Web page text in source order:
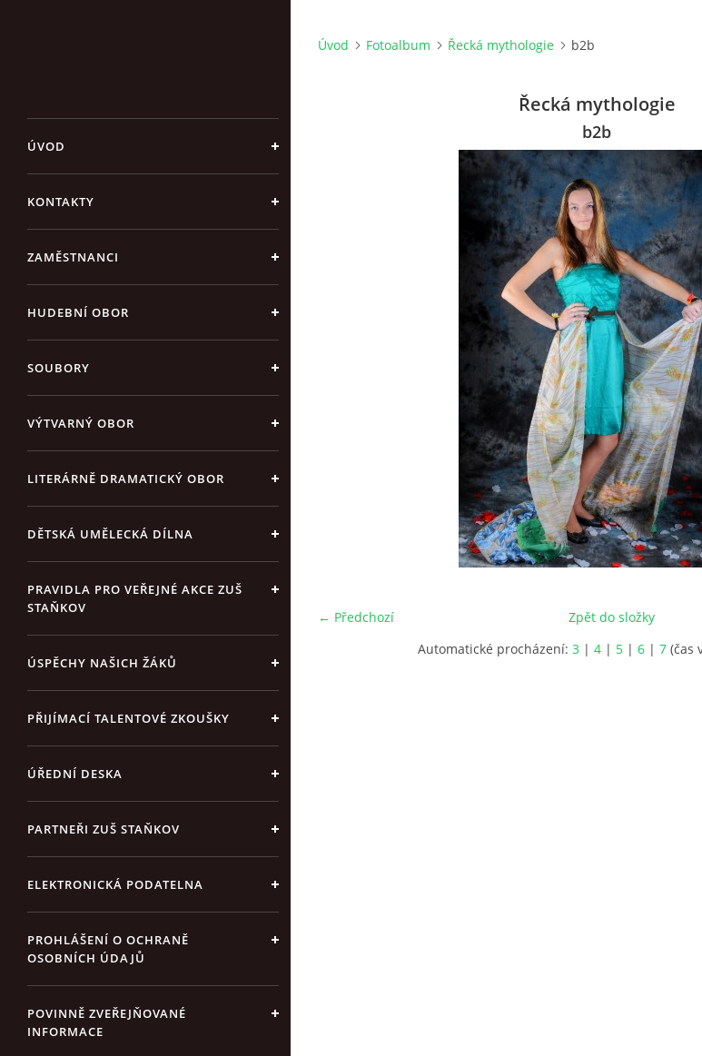
ÚVOD
KONTAKTY
ZAMĚSTNANCI
HUDEBNÍ OBOR
SOUBORY
VÝTVARNÝ OBOR
LITERÁRNĚ DRAMATICKÝ OBOR
DĚTSKÁ UMĚLECKÁ DÍLNA
PRAVIDLA PRO VEŘEJNÉ AKCE ZUŠ
STAŇKOV
ÚSPĚCHY NAŠICH ŽÁKŮ
PŘIJÍMACÍ TALENTOVÉ ZKOUŠKY
ÚŘEDNÍ DESKA
PARTNEŘI ZUŠ STAŇKOV
ELEKTRONICKÁ PODATELNA
PROHLÁŠENÍ O OCHRANĚ
OSOBNÍCH ÚDAJŮ
POVINNĚ ZVEŘEJŇOVANÉ
INFORMACE
Úvod Fotoalbum Řecká mythologie b2b
Řecká mythologie
b2b
← Předchozí
Zpět do složky
Automatické procházení: 3 | 4 | 5 | 6 | 7 (čas